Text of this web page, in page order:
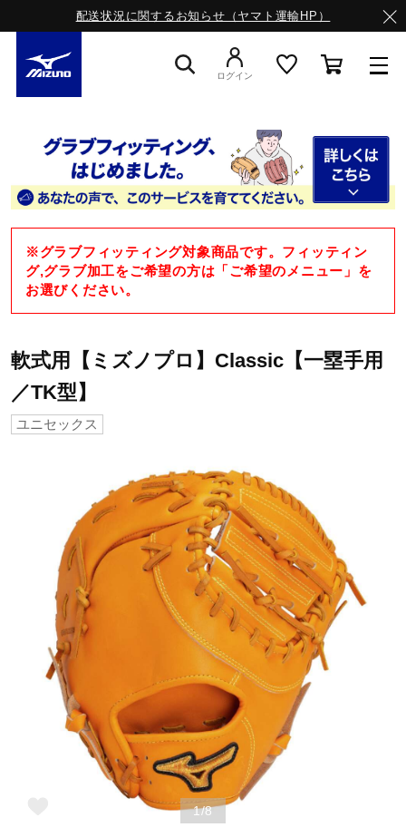
配送状況に関するお知らせ（ヤマト運輸HP）
ライフスタイルウエア
ランニング
トレーニング
ゴルフ
スイム
バレーボール
テニス／ソフトテニス
バドミントン
ログイン
※グラブフィッティング対象商品です。フィッティン
グ,グラブ加工をご希望の方は「ご希望のメニュー」を
お選びください。
軟式用【ミズノプロ】Classic【一塁手用
／TK型】
ユニセックス
1/8